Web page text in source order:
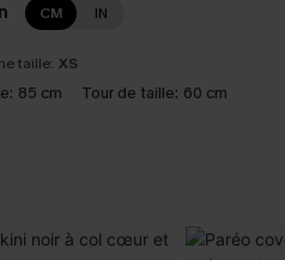
CM IN
taille: XS
85 cm Tour de taille: 60 cm